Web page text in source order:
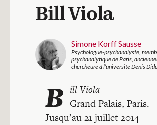
Bill Viola
Simone Korff Sausse
Psychologue-psychanalyste,
psychanalytique de Paris,
chercheure à l’université Denis
B ill Viola
Grand Palais, Paris.
Jusqu’au 21 juillet 2014